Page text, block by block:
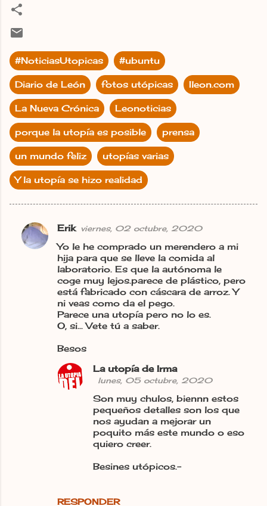
#NoticiasUtopicas #ubuntu
Diario de León fotos utópicas Ileon.com
La Nueva Crónica Leonoticias
porque la utopía es posible prensa
un mundo feliz utopías varias
Y la utopía se hizo realidad
C
o
Erik viernes, 02 octubre, 2020
Yo le he comprado un merendero a mi
hija para que se lleve la comida al
laboratorio. Es que la autónoma le
coge muy lejos.parece de plástico, pero
está fabricado con cáscara de arroz. Y
ni veas como da el pego.
Parece una utopía pero no lo es.
O, si... Vete tú a saber.
Besos
RESPONDER
La utopía de Irma
lunes, 05 octubre, 2020
Son muy chulos, biennn estos
pequeños detalles son los que
nos ayudan a mejorar un
poquito más este mundo o eso
quiero creer.
Besines utópicos.-